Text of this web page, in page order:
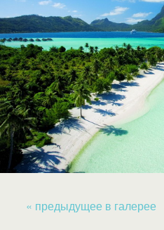
« предыдущее в галерее